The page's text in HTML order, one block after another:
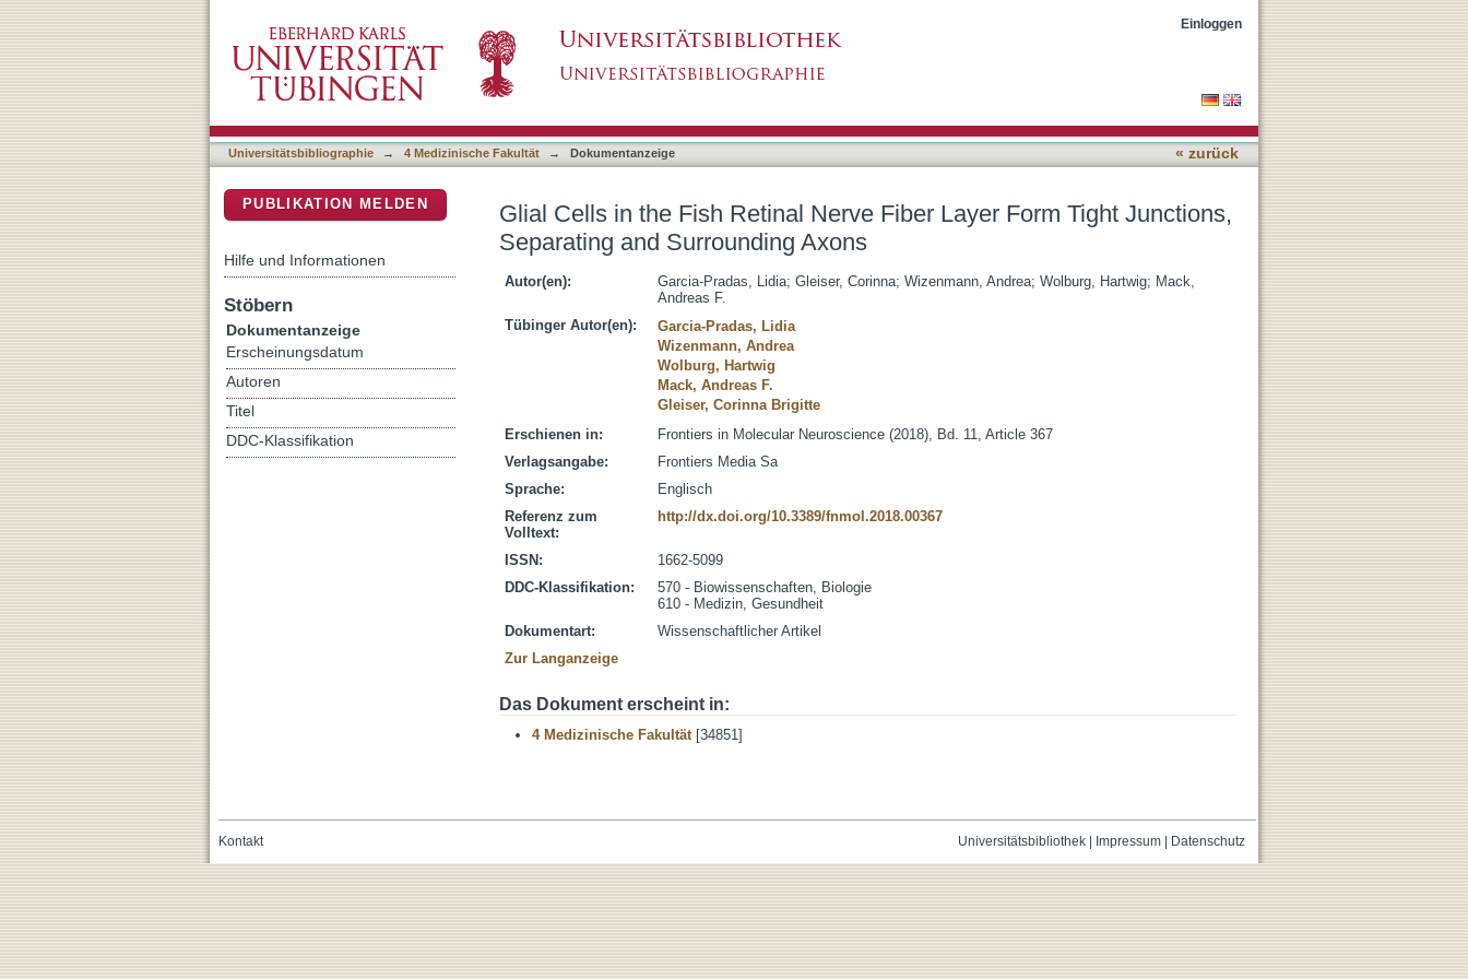
Glial Cells in the Fish Retinal Nerve Fiber Layer Form Tight Junctions, Separating and Surrounding
Axons
Einloggen
Universitätsbibliographie → 4 Medizinische Fakultät → Dokumentanzeige « zurück
Glial Cells in the Fish Retinal Nerve Fiber Layer Form Tight Junctions,
Separating and Surrounding Axons
Autor(en): Garcia-Pradas, Lidia; Gleiser, Corinna; Wizenmann, Andrea; Wolburg, Hartwig; Mack,
Andreas F.
Tübinger Autor(en):
Garcia-Pradas, Lidia
Wizenmann, Andrea
Wolburg, Hartwig
Mack, Andreas F.
Gleiser, Corinna Brigitte
Erschienen in:
Frontiers in Molecular Neuroscience (2018), Bd. 11, Article 367
Verlagsangabe:
Frontiers Media Sa
Sprache:
Englisch
Referenz zum
Volltext:
http://dx.doi.org/10.3389/fnmol.2018.00367
ISSN:
1662-5099
DDC-Klassifikation:
570 - Biowissenschaften, Biologie
610 - Medizin, Gesundheit
Dokumentart:
Wissenschaftlicher Artikel
Zur Langanzeige
Das Dokument erscheint in:
4 Medizinische Fakultät[34851]
PUBLIKATION MELDEN
Hilfe und Informationen
Stöbern
Dokumentanzeige
Erscheinungsdatum
Autoren
Titel
DDC-Klassifikation
Universitätsbibliothek| Impressum| Datenschutz
Kontakt